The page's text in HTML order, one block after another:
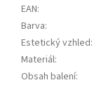
EAN:
Barva:
Estetický vzhled:
Materiál:
Obsah balení: